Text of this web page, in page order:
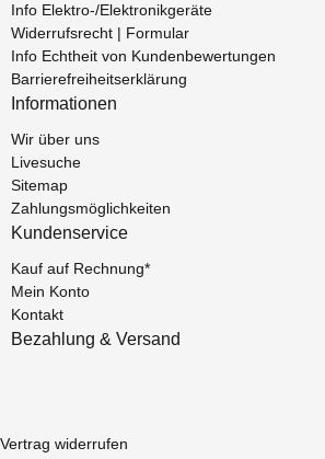
Info Elektro-/Elektronikgeräte
Widerrufsrecht | Formular
Info Echtheit von Kundenbewertungen
Barrierefreiheitserklärung
Informationen
Wir über uns
Livesuche
Sitemap
Zahlungsmöglichkeiten
Kundenservice
Kauf auf Rechnung*
Mein Konto
Kontakt
Bezahlung & Versand
Vertrag widerrufen